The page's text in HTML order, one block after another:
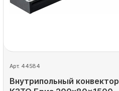
Арт. 44584
Внутрипольный конвектор